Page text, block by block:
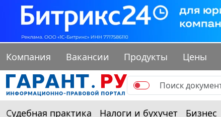
Компания Вакансии Продукты Цены
Судебная практика Налоги и бухучет Бизнес